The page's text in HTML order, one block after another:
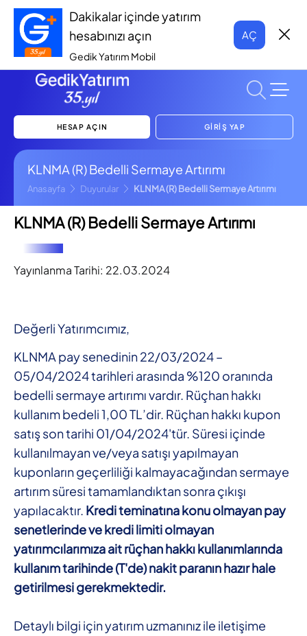
Dakikalar içinde yatırım
hesabınızı açın
Gedik Yatırım Mobil
AÇ
HESAP AÇIN GİRİŞ YAP
KLNMA (R) Bedelli Sermaye Artırımı
Anasayfa Duyurular KLNMA (R) Bedelli Sermaye Artırımı
KLNMA (R) Bedelli Sermaye Artırımı
Yayınlanma Tarihi: 22.03.2024
Değerli Yatırımcımız,
KLNMA pay senedinin 22/03/2024 –
05/04/2024 tarihleri arasında %120 oranında
bedelli sermaye artırımı vardır. Rüçhan hakkı
kullanım bedeli 1,00 TL’dir. Rüçhan hakkı kupon
satış son tarihi 01/04/2024'tür. Süresi içinde
kullanılmayan ve/veya satışı yapılmayan
kuponların geçerliliği kalmayacağından sermaye
artırım süresi tamamlandıktan sonra çıkışı
yapılacaktır. Kredi teminatına konu olmayan pay
senetlerinde ve kredi limiti olmayan
yatırımcılarımıza ait rüçhan hakkı kullanımlarında
kullanım tarihinde (T'de) nakit paranın hazır hale
getirilmesi gerekmektedir.
Detaylı bilgi için yatırım uzmanınız ile iletişime